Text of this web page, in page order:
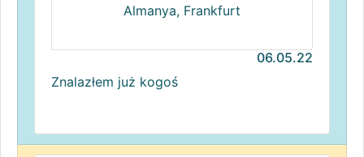
Almanya, Frankfurt
06.05.22
Znalazłem już kogoś